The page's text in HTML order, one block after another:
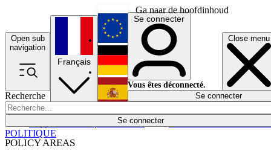
Ga naar de hoofdinhoud
Open sub
navigation
Close menu
Recherche
Se connecter
POLICY AREAS
Économie
Français
English
Deutsch
Español
Se connecter
Vous êtes déconnecté.
Se connecter
POLITIQUE